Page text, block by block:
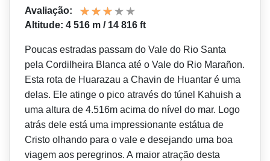
Avaliação:
Altitude: 4 516 m / 14 816 ft
Poucas estradas passam do Vale do Rio Santa
pela Cordilheira Blanca até o Vale do Rio Marañon.
Esta rota de Huarazau a Chavin de Huantar é uma
delas. Ele atinge o pico através do túnel Kahuish a
uma altura de 4.516m acima do nível do mar. Logo
atrás dele está uma impressionante estátua de
Cristo olhando para o vale e desejando uma boa
viagem aos peregrinos. A maior atração desta